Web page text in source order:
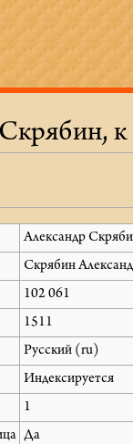
Александр
Скрябин
102 061
1511
Русский (ru)
Индексируется
1
Да